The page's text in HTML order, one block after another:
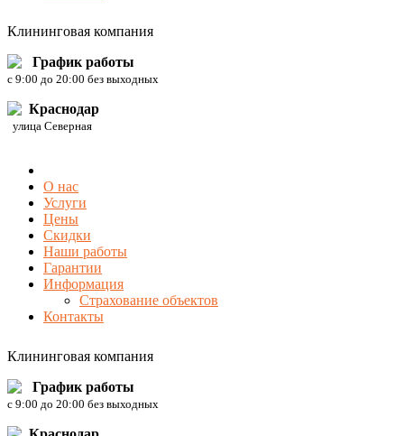
Клининговая компания
График работы
c 9:00 до 20:00 без выходных
Краснодар
улица Северная
О нас
Услуги
Цены
Скидки
Наши работы
Гарантии
Информация
Страхование объектов
Контакты
Клининговая компания
График работы
c 9:00 до 20:00 без выходных